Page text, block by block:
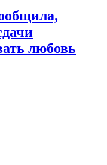
любовь